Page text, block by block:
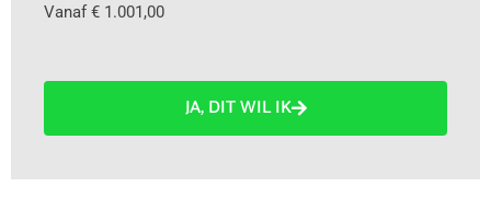
Vanaf € 1.001,00
JA, DIT WIL IK